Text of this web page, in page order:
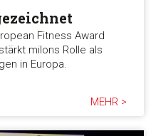
Fitness Award
milons Rolle als
in Europa.
MEHR >